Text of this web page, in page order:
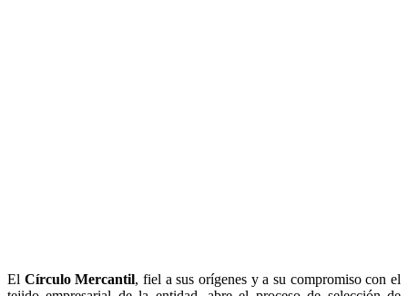
El Círculo Mercantil, fiel a sus orígenes y a su compromiso con el